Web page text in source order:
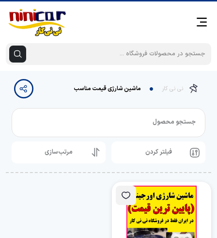
نی نی کار ماشین شارژی قیمت مناسب
جستجو محصول
فیلتر کردن مرتب‌سازی